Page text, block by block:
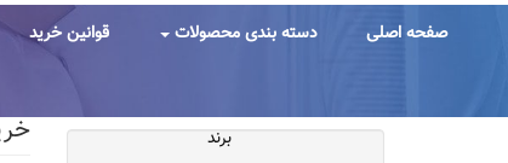
رفتن
صفحه اصلی دسته بندی محصولات قوانین خرید
خرید
برند